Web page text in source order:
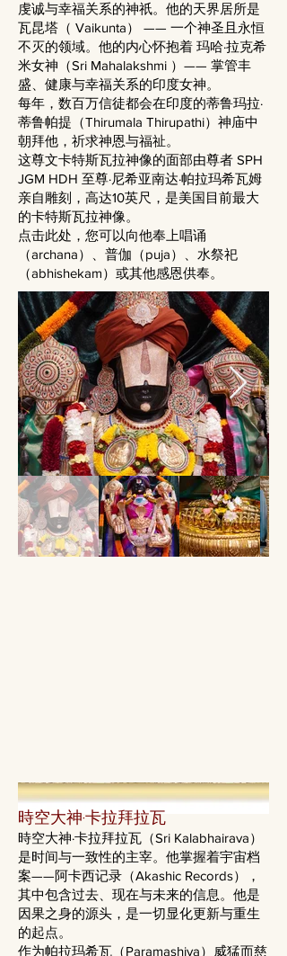
虔诚与幸福关系的神祇。他的天界居所是
瓦昆塔（ Vaikunta） —— 一个神圣且永恒
不灭的领域。他的内心怀抱着 玛哈·拉克希
米女神（Sri Mahalakshmi ）—— 掌管丰
盛、健康与幸福关系的印度女神。
每年，数百万信徒都会在印度的蒂鲁玛拉·
蒂鲁帕提（Thirumala Thirupathi）神庙中
朝拜他，祈求神恩与福祉。
这尊文卡特斯瓦拉神像的面部由尊者 SPH
JGM HDH 至尊·尼希亚南达·帕拉玛希瓦姆
亲自雕刻，高达10英尺，是美国目前最大
的卡特斯瓦拉神像。
点击此处，您可以向他奉上唱诵
（archana）、普伽（puja）、水祭祀
（abhishekam）或其他感恩供奉。
時空大神·卡拉拜拉瓦
時空大神·卡拉拜拉瓦（Sri Kalabhairava）
是时间与一致性的主宰。他掌握着宇宙档
案——阿卡西记录（Akashic Records），
其中包含过去、现在与未来的信息。他是
因果之身的源头，是一切显化更新与重生
的起点。
作为帕拉玛希瓦（Paramashiva）威猛而慈